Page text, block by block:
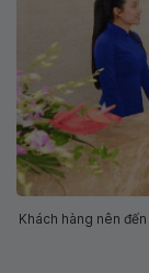
Khách hàng nên